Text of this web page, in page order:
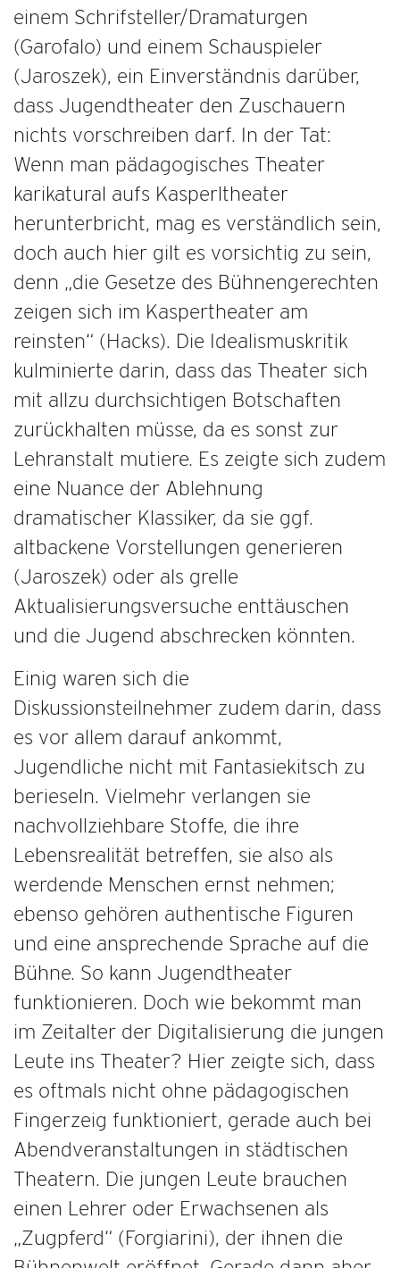
einem Schrifsteller/Dramaturgen
(Garofalo) und einem Schauspieler
(Jaroszek), ein Einverständnis darüber,
dass Jugendtheater den Zuschauern
nichts vorschreiben darf. In der Tat:
Wenn man pädagogisches Theater
karikatural aufs Kasperltheater
herunterbricht, mag es verständlich sein,
doch auch hier gilt es vorsichtig zu sein,
denn „die Gesetze des Bühnengerechten
zeigen sich im Kaspertheater am
reinsten“ (Hacks). Die Idealismuskritik
kulminierte darin, dass das Theater sich
mit allzu durchsichtigen Botschaften
zurückhalten müsse, da es sonst zur
Lehranstalt mutiere. Es zeigte sich zudem
eine Nuance der Ablehnung
dramatischer Klassiker, da sie ggf.
altbackene Vorstellungen generieren
(Jaroszek) oder als grelle
Aktualisierungsversuche enttäuschen
und die Jugend abschrecken könnten.
Einig waren sich die
Diskussionsteilnehmer zudem darin, dass
es vor allem darauf ankommt,
Jugendliche nicht mit Fantasiekitsch zu
berieseln. Vielmehr verlangen sie
nachvollziehbare Stoffe, die ihre
Lebensrealität betreffen, sie also als
werdende Menschen ernst nehmen;
ebenso gehören authentische Figuren
und eine ansprechende Sprache auf die
Bühne. So kann Jugendtheater
funktionieren. Doch wie bekommt man
im Zeitalter der Digitalisierung die jungen
Leute ins Theater? Hier zeigte sich, dass
es oftmals nicht ohne pädagogischen
Fingerzeig funktioniert, gerade auch bei
Abendveranstaltungen in städtischen
Theatern. Die jungen Leute brauchen
einen Lehrer oder Erwachsenen als
„Zugpferd“ (Forgiarini), der ihnen die